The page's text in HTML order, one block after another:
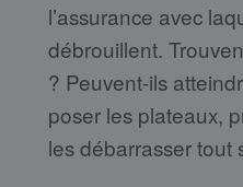
l’assurance avec
débrouillent.
? Peuvent-ils
poser les plateaux,
les débarrasser tout